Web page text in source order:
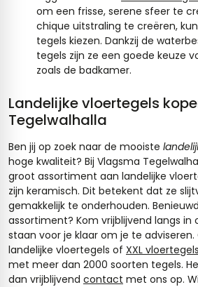
om een frisse, serene sfeer te
chique uitstraling te creëren,
tegels kiezen. Dankzij de
tegels zijn ze een goede keuze
zoals de badkamer.
Landelijke vloertegels
Tegelwalhalla
Ben jij op zoek naar de mooiste
hoge kwaliteit? Bij Vlagsma
groot assortiment aan landelijke
zijn keramisch. Dit betekent dat ze
gemakkelijk te onderhouden.
assortiment? Kom vrijblijvend langs in
staan voor je klaar om je te
landelijke vloertegels of XXL vloertegels
met meer dan 2000 soorten tegels.
dan vrijblijvend contact met ons op.